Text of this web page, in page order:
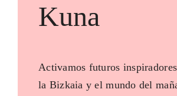
Kuna
Activamos futuros
la Bizkaia y el mundo del